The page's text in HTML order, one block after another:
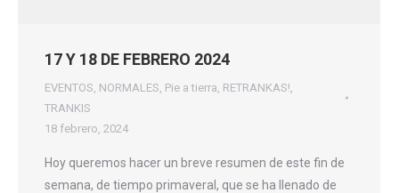
17 Y 18 DE FEBRERO 2024
EVENTOS, NORMALES, Pie a tierra, RETRANKAS!,
TRANKIS
18 febrero, 2024
Hoy queremos hacer un breve resumen de este fin de
semana, de tiempo primaveral, que se ha llenado de